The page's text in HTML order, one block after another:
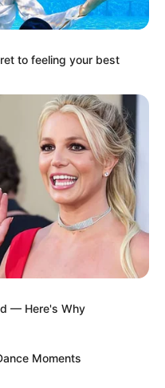
to feeling your best
— Here's Why
Moments